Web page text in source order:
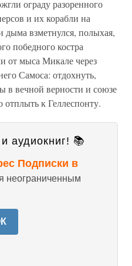
ограду разоренного
и их корабли на
дыма взметнулся, полыхая,
победного костра
от мыса Микале через
Самоса: отдохнуть,
в вечной верности и союзе
к Геллеспонту.
аудиокниг! 📚
Подписки в
неограниченным